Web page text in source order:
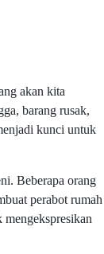
akan kita
barang rusak,
kunci untuk
Beberapa orang
perabot rumah
mengekspresikan